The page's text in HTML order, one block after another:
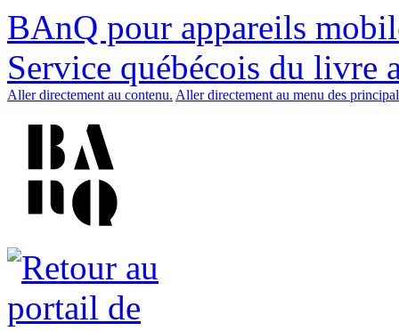
BAnQ pour appareils
Service québécois du livre
Aller directement au contenu. Aller directement au menu des